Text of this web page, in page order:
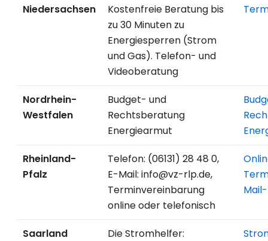
Niedersachsen
Kostenfreie Beratung bis
zu 30 Minuten zu
Energiesperren (Strom
und Gas). Telefon- und
Videoberatung
Nordrhein-
Westfalen
Budget- und
Rechtsberatung
Energiearmut
Rheinland-
Pfalz
Telefon: (06131) 28 48 0,
E-Mail: info@vz-rlp.de,
Terminvereinbarung
online oder telefonisch
Saarland
Die Stromhelfer: